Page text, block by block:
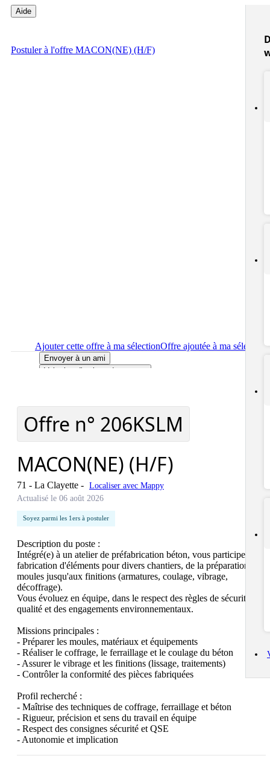
Aide
Postulerà l'offre MACON(NE) (H/F)
Ajouter cette offre à ma sélectionOffre ajoutée à ma sélection
Envoyer à un ami
Voir plus d'options de partage
Offre n° 206KSLM
MACON(NE) (H/F)
71 - La Clayette - Localiser avec Mappy
Actualisé le 06 août 2026
Soyez parmi les 1ers à postuler
Description du poste :
Intégré(e) à un atelier de préfabrication béton, vous participez à la
fabrication d'éléments pour divers chantiers, de la préparation des
moules jusqu'aux finitions (armatures, coulage, vibrage,
décoffrage).
Vous évoluez en équipe, dans le respect des règles de sécurité, de
qualité et des engagements environnementaux.
Missions principales :
- Préparer les moules, matériaux et équipements
- Réaliser le coffrage, le ferraillage et le coulage du béton
- Assurer le vibrage et les finitions (lissage, traitements)
- Contrôler la conformité des pièces fabriquées
Profil recherché :
- Maîtrise des techniques de coffrage, ferraillage et béton
- Rigueur, précision et sens du travail en équipe
- Respect des consignes sécurité et QSE
- Autonomie et implication